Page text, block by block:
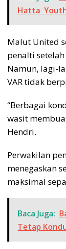
Hatta
Malut United
penalti
Namun, lagi-
VAR tidak
“Berbagai
wasit
Hendri.
Perwakilan
menegaskan
maksimal
Baca Juga:
Tetap